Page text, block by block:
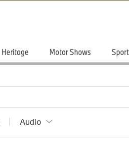
Heritage Motor Shows
Audio